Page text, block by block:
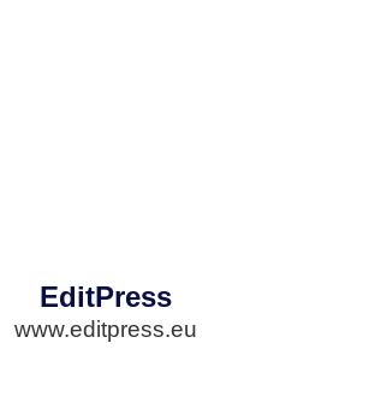
EditPress
www.editpress.eu